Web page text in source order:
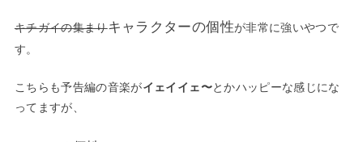
キチガイの集まりキャラクターの個性が非常に強いやつで
す。
こちらも予告編の音楽がイェイイェ〜とかハッピーな感じにな
ってますが、